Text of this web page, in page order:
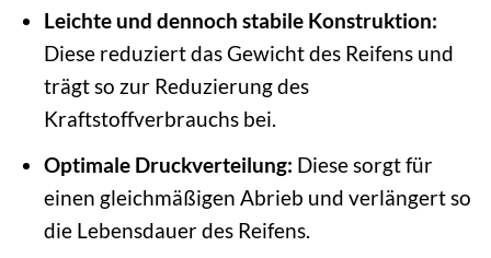
Leichte und dennoch stabile Konstruktion:
Diese reduziert das Gewicht des Reifens und
trägt so zur Reduzierung des
Kraftstoffverbrauchs bei.
Optimale Druckverteilung: Diese sorgt für
einen gleichmäßigen Abrieb und verlängert so
die Lebensdauer des Reifens.